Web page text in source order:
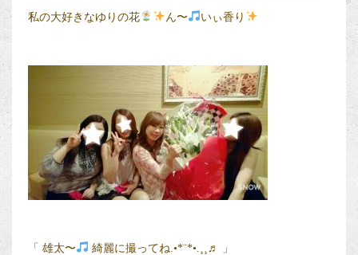
私の大好きなゆりの花 ん〜 いぃ香り
「 雄太〜 綺麗に撮ってね.•*¨*•.¸¸♬ 」